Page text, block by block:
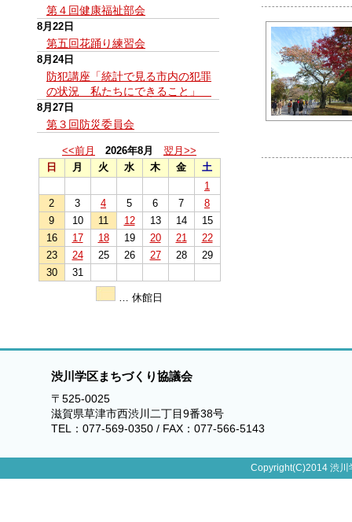
第４回健康福祉部会
8月22日
第五回花踊り練習会
8月24日
防犯講座「統計で見る市内の犯罪
の状況 私たちにできること」
8月27日
第３回防災委員会
<<前月 2026年8月
翌月>>
日
月 火 水 木 金
土
1
2
3 4 5 6 7
8
9
10 11 12 13 14
15
16
17 18 19 20 21
22
23
24 25 26 27 28
29
30
31
… 休館日
渋川学区まちづくり協議会
〒525-0025
滋賀県草津市西渋川二丁目9番38号
TEL：077-569-0350 / FAX：077-566-5143
Copyright(C)2014 渋川